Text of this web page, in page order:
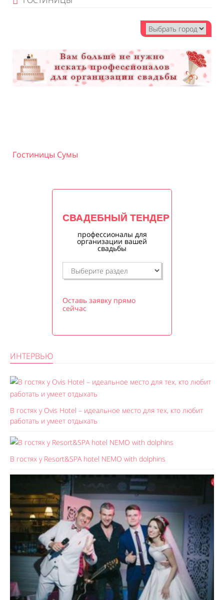
Гостиницы Сумы
СВАДЕБНЫЙ ТЕНДЕР
профессионалы для
организации вашей
свадьбы
Оставь заявку прямо
сейчас
ИНТЕРВЬЮ
В гостях у Ovis Hotel – идеальное место для тех, кто любит
работать и умеет отдыхать
В гостях у Resort&SPA hotel NEMO with dolphins